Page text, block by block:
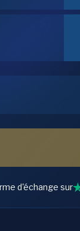
d'échange sur